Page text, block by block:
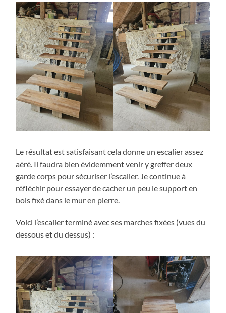
Le résultat est satisfaisant cela donne un escalier assez
aéré. Il faudra bien évidemment venir y greffer deux
garde corps pour sécuriser l’escalier. Je continue à
réfléchir pour essayer de cacher un peu le support en
bois fixé dans le mur en pierre.
Voici l’escalier terminé avec ses marches fixées (vues du
dessous et du dessus) :